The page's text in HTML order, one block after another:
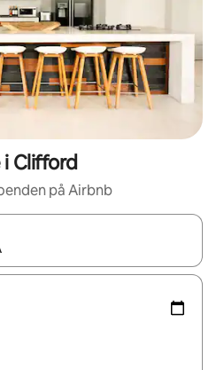
Clifford
på Airbnb
kan du navigera med upp- och